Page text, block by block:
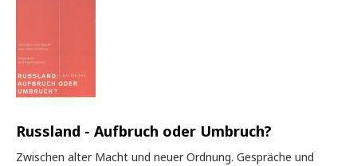
Russland - Aufbruch oder Umbruch?
Zwischen alter Macht und neuer Ordnung. Gespräche und